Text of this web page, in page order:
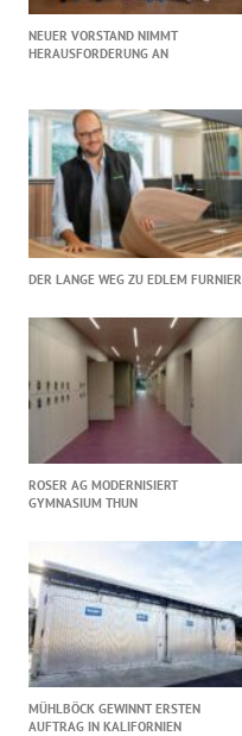
NEUER VORSTAND NIMMT
HERAUSFORDERUNG AN
DER LANGE WEG ZU EDLEM FURNIER
ROSER AG MODERNISIERT
GYMNASIUM THUN
MÜHLBÖCK GEWINNT ERSTEN
AUFTRAG IN KALIFORNIEN